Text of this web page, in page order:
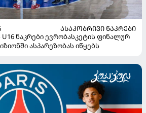
ᲐᲡᲐᲙᲝᲑᲠᲘᲕᲘ ᲜᲐᲙᲠᲔᲑᲘ
ნაკრები ევრობასკეტის ფინალურ
ასპარეზობას იწყებს